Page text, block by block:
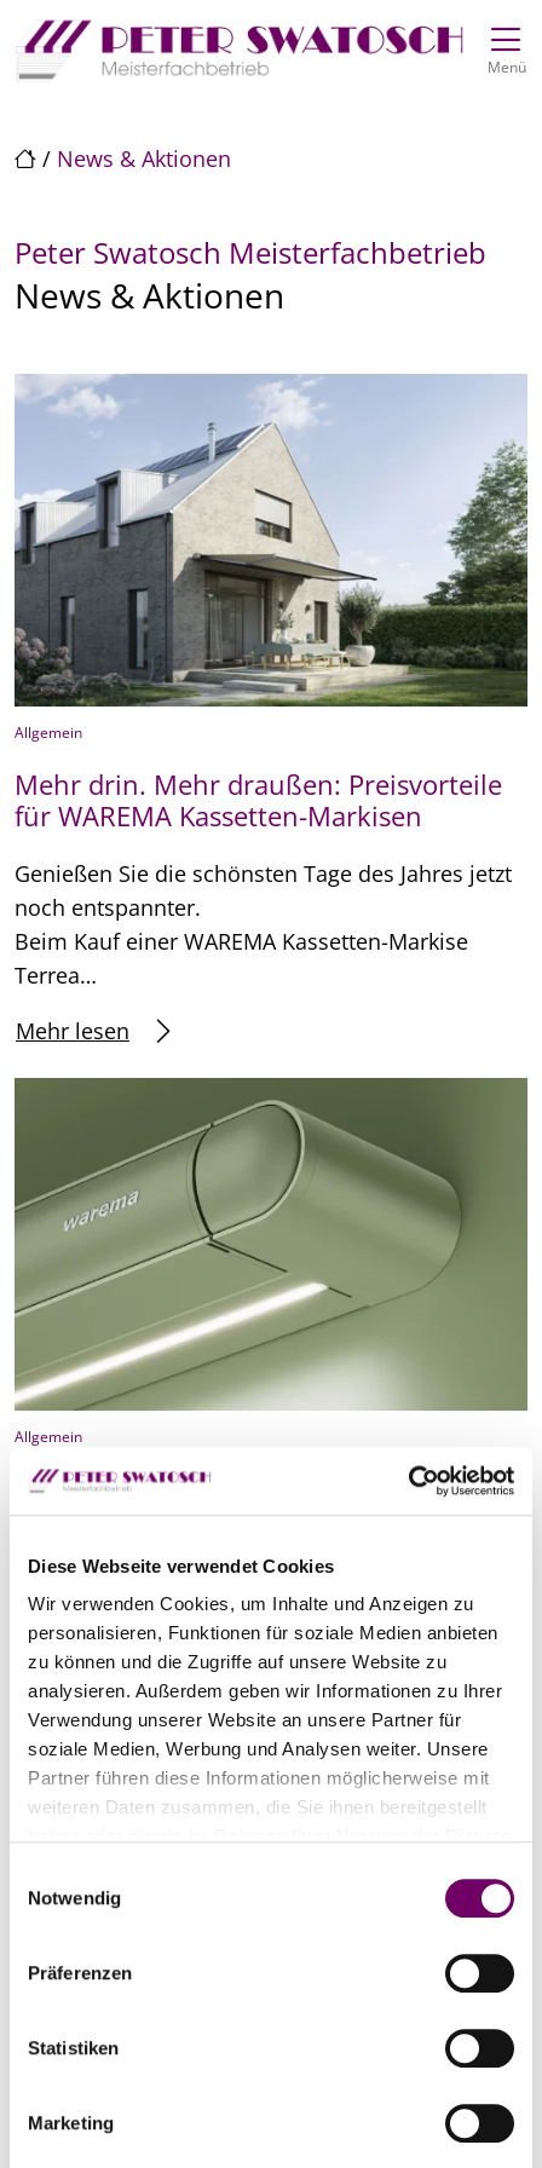
Diese Webseite verwendet Cookies
Wir verwenden Cookies, um Inhalte und Anzeigen zu
personalisieren, Funktionen für soziale Medien anbieten
zu können und die Zugriffe auf unsere Website zu
analysieren. Außerdem geben wir Informationen zu Ihrer
Verwendung unserer Website an unsere Partner für
soziale Medien, Werbung und Analysen weiter. Unsere
Partner führen diese Informationen möglicherweise mit
weiteren Daten zusammen, die Sie ihnen bereitgestellt
Notwendig
Präferenzen
Statistiken
Marketing
zur Top-Navigation
zur Hauptnavigation
Inhalt springen
zum Footer
Hauptnavigation
Menü
/ News & Aktionen
Peter Swatosch Meisterfachbetrieb
News & Aktionen
Allgemein
Mehr drin. Mehr draußen: Preisvorteile
für WAREMA Kassetten-Markisen
Genießen Sie die schönsten Tage des Jahres jetzt
noch entspannter.
Beim Kauf einer WAREMA Kassetten-Markise
Terrea…
Mehr lesen
Allgemein
Die neue WAREMA Terrea K55: Design is
personality.
Mit der neuen Terrea K55 präsentiert WAREMA
Design ohne Kompromisse. Die Terrassen-
Markise überzeugt mit ihrer harmonischen
Kombination…
Mehr lesen